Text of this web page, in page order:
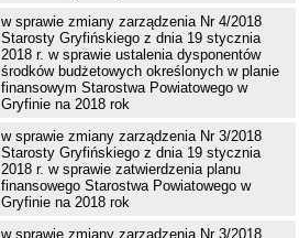
w sprawie zmiany zarządzenia Nr 4/2018
Starosty Gryfińskiego z dnia 19 stycznia
2018 r. w sprawie ustalenia dysponentów
środków budżetowych określonych w planie
finansowym Starostwa Powiatowego w
Gryfinie na 2018 rok
w sprawie zmiany zarządzenia Nr 3/2018
Starosty Gryfińskiego z dnia 19 stycznia
2018 r. w sprawie zatwierdzenia planu
finansowego Starostwa Powiatowego w
Gryfinie na 2018 rok
w sprawie zmiany zarządzenia Nr 3/2018